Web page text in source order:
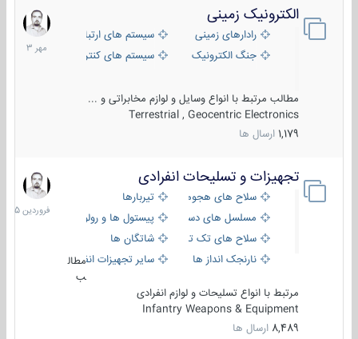
الکترونیک زمینی
رادارهای زمینی
سیستم های ارتباطی و جمع آوری
جنگ الکترونیک
سیستم های کنترل آتش و تجهیزات
مطالب مرتبط با انواع وسایل و لوازم مخابراتی و ...
Terrestrial , Geocentric Electronics
1,179 ارسال ها
1
مهر
1403
تجهیزات و تسلیحات انفرادی
سلاح های هجومی
تیربارها
مسلسل های دستی
پیستول ها و رولورها
سلاح های تک تیر اندازیشاتگان ها
نارنجک انداز ها
سایر تجهیزات انفرادی
مطال
ب
مرتبط با انواع تسلیحات و لوازم انفرادی
Infantry Weapons & Equipment
8,489 ارسال ها
17
فروردین
1405